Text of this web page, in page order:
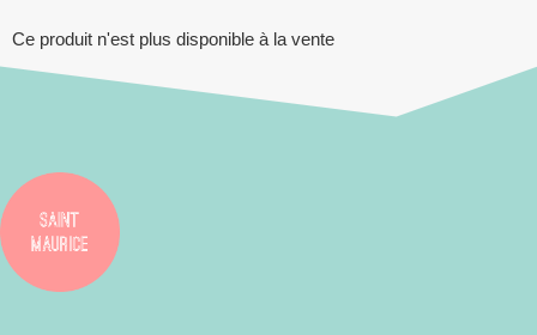
Ce produit n'est plus disponible à la vente